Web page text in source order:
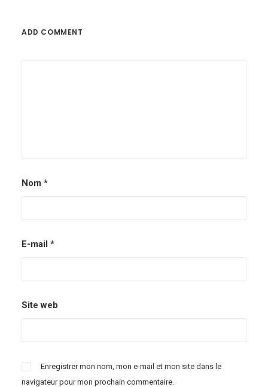
ADD COMMENT
Nom *
E-mail *
Site web
Enregistrer mon nom, mon e-mail et mon site dans le
navigateur pour mon prochain commentaire.